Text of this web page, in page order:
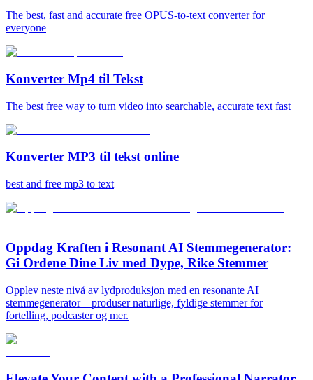
The best, fast and accurate free OPUS-to-text converter for
everyone
Konverter Mp4 til Tekst
The best free way to turn video into searchable, accurate text fast
Konverter MP3 til tekst online
best and free mp3 to text
Oppdag Kraften i Resonant AI Stemmegenerator:
Gi Ordene Dine Liv med Dype, Rike Stemmer
Opplev neste nivå av lydproduksjon med en resonante AI
stemmegenerator – produser naturlige, fyldige stemmer for
fortelling, podcaster og mer.